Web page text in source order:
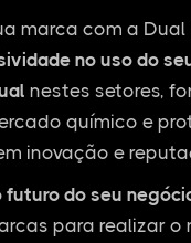
marca com a Dual
no uso do
nestes setores,
químico e
inovação e
futuro do seu
para realizar o